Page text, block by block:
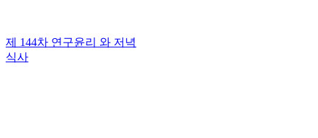
제 144차 연구윤리 와 저녁
식사